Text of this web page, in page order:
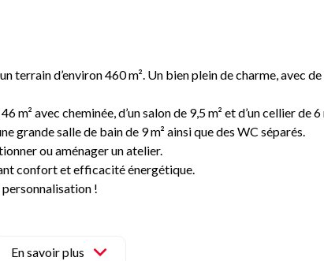
d’environ 460 m². Un bien plein de charme, avec
m² avec cheminée, d’un salon de 9,5 m² et d’un cellier
grande salle de bain de 9 m² ainsi que des WC séparés.
ou aménager un atelier.
confort et efficacité énergétique.
!
En savoir plus